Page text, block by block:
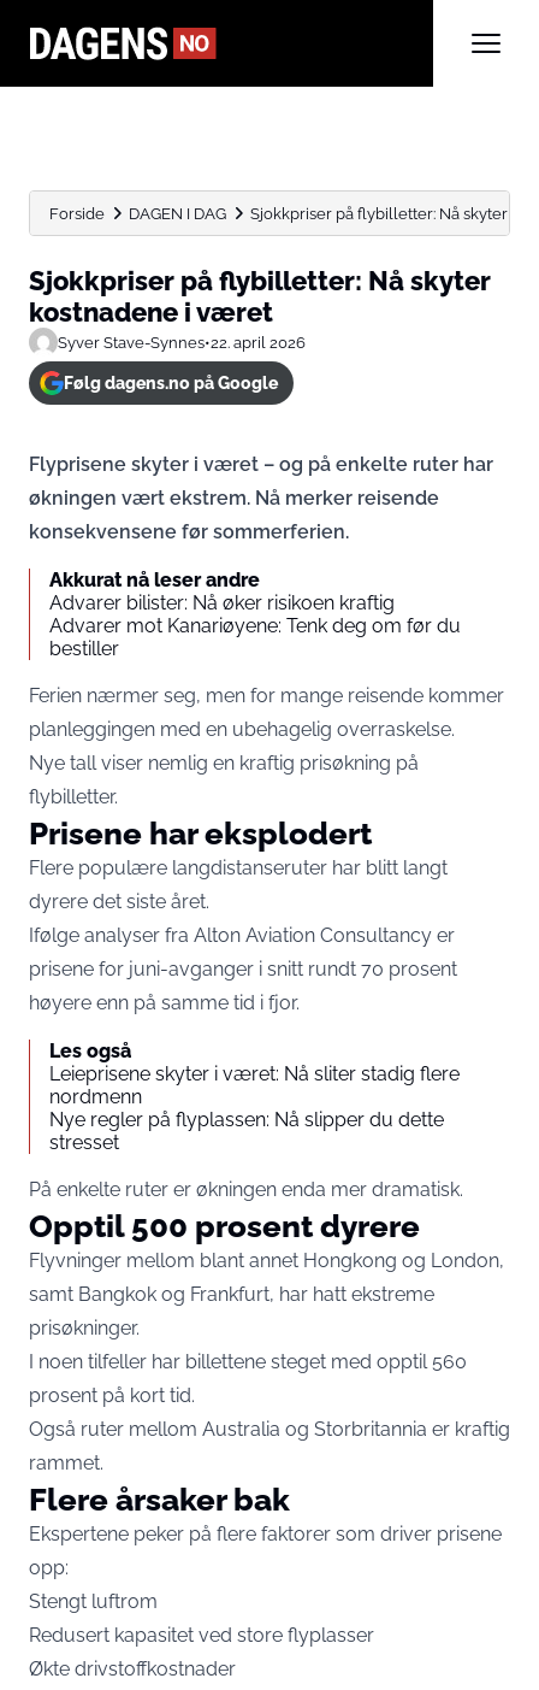
Forside DAGEN I DAG Sjokkpriser på flybilletter: Nå skyter
Sjokkpriser på flybilletter: Nå skyter
kostnadene i været
Syver Stave-Synnes•22. april 2026
Følg dagens.no på Google
Flyprisene skyter i været – og på enkelte ruter har
økningen vært ekstrem. Nå merker reisende
konsekvensene før sommerferien.
Akkurat nå leser andre
Advarer bilister: Nå øker risikoen kraftig
Advarer mot Kanariøyene: Tenk deg om før du
bestiller
Ferien nærmer seg, men for mange reisende kommer
planleggingen med en ubehagelig overraskelse.
Nye tall viser nemlig en kraftig prisøkning på
flybilletter.
Prisene har eksplodert
Flere populære langdistanseruter har blitt langt
dyrere det siste året.
Ifølge analyser fra Alton Aviation Consultancy er
prisene for juni-avganger i snitt rundt 70 prosent
høyere enn på samme tid i fjor.
Les også
Leieprisene skyter i været: Nå sliter stadig flere
nordmenn
Nye regler på flyplassen: Nå slipper du dette
stresset
På enkelte ruter er økningen enda mer dramatisk.
Opptil 500 prosent dyrere
Flyvninger mellom blant annet Hongkong og London,
samt Bangkok og Frankfurt, har hatt ekstreme
prisøkninger.
I noen tilfeller har billettene steget med opptil 560
prosent på kort tid.
Også ruter mellom Australia og Storbritannia er kraftig
rammet.
Flere årsaker bak
Ekspertene peker på flere faktorer som driver prisene
opp:
Stengt luftrom
Redusert kapasitet ved store flyplasser
Økte drivstoffkostnader